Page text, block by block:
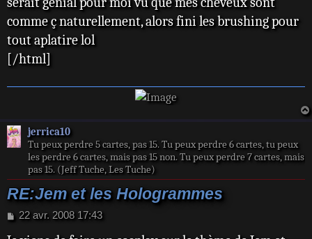
comme ç naturellement, alors fini les brushing pour
tout aplatire lol
[/html]
jerrica10
Tu peux perdre 5 cartes, pas 15. Tu peux perdre 6 cartes, tu peux
les perdre 6 cartes, mais pas 15 non. Tu peux perdre 7 cartes, mais
pas 15. (Jeff Tuche, Les Tuche)
RE:Jem et les Hologrammes
M
22 avr. 2008 17:43